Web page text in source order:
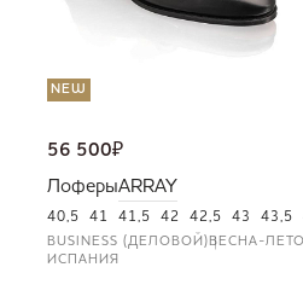
NEW
56 500₽
ЛоферыARRAY
40,5 41 41,5 42 42,5 43 43,5
BUSINESS (ДЕЛОВОЙ)ВЕСНА-ЛЕТО
ИСПАНИЯ